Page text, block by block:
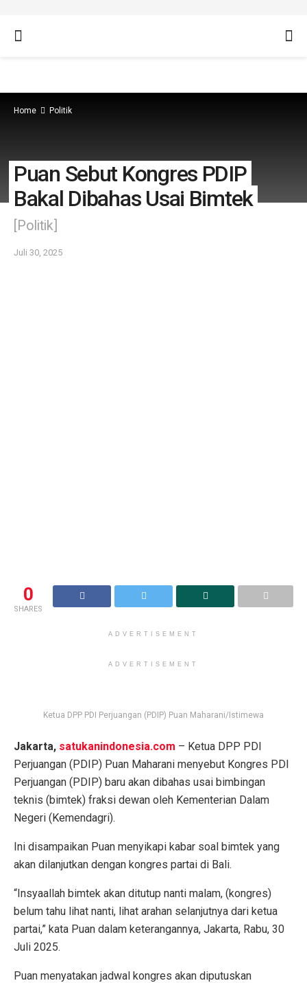
Home Politik
Puan Sebut Kongres PDIP
Bakal Dibahas Usai Bimtek
[Politik]
Juli 30, 2025
0
SHARES
ADVERTISEMENT
ADVERTISEMENT
Ketua DPP PDI Perjuangan (PDIP) Puan Maharani/Istimewa
Jakarta, satukanindonesia.com – Ketua DPP PDI
Perjuangan (PDIP) Puan Maharani menyebut Kongres PDI
Perjuangan (PDIP) baru akan dibahas usai bimbingan
teknis (bimtek) fraksi dewan oleh Kementerian Dalam
Negeri (Kemendagri).
Ini disampaikan Puan menyikapi kabar soal bimtek yang
akan dilanjutkan dengan kongres partai di Bali.
“Insyaallah bimtek akan ditutup nanti malam, (kongres)
belum tahu lihat nanti, lihat arahan selanjutnya dari ketua
partai,” kata Puan dalam keterangannya, Jakarta, Rabu, 30
Juli 2025.
Puan menyatakan jadwal kongres akan diputuskan